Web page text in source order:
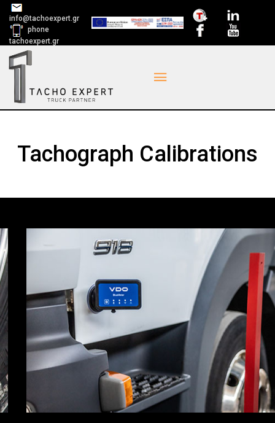
info@tachoexpert.gr
phone
tachoexpert.gr
Tachograph Calibrations